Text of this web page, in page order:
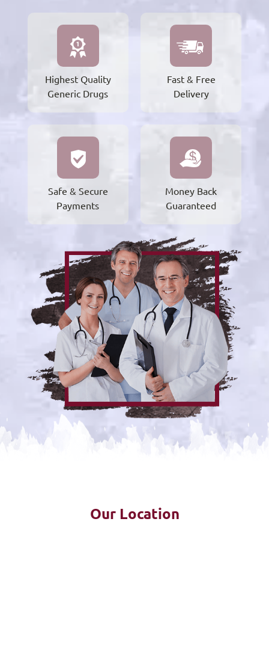
Highest Quality
Generic Drugs
Fast & Free
Delivery
Safe & Secure
Payments
Money Back
Guaranteed
Our Location